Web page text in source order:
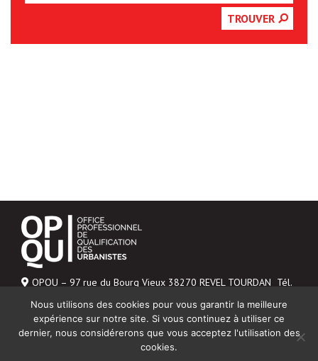
TROUVER
OPQU – 97 rue du Bourg Vieux 38270 REVEL TOURDAN Tél.
Mentions légales
NOUS CONTACTER
Nous utilisons des cookies pour vous garantir la meilleure
expérience sur notre site. Si vous continuez à utiliser ce
dernier, nous considérerons que vous acceptez l'utilisation des
cookies.